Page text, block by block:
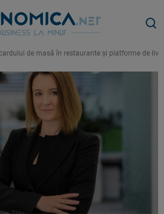
de masă în restaurante și platforme de